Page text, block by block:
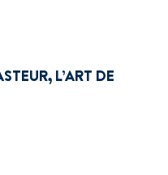
L’ART DE